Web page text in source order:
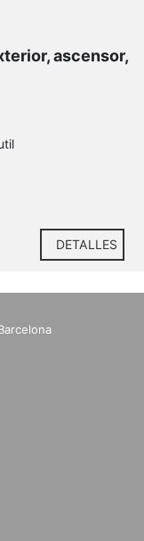
ascensor,
DETALLES